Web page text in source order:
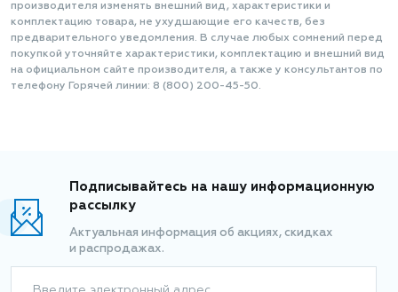
производителя изменять внешний вид, характеристики и
комплектацию товара, не ухудшающие его качеств, без
предварительного уведомления. В случае любых сомнений перед
покупкой уточняйте характеристики, комплектацию и внешний вид
на официальном сайте производителя, а также у консультантов по
телефону Горячей линии: 8 (800) 200-45-50.
Подписывайтесь на нашу информационную
рассылку
Актуальная информация об акциях, скидках
и распродажах.